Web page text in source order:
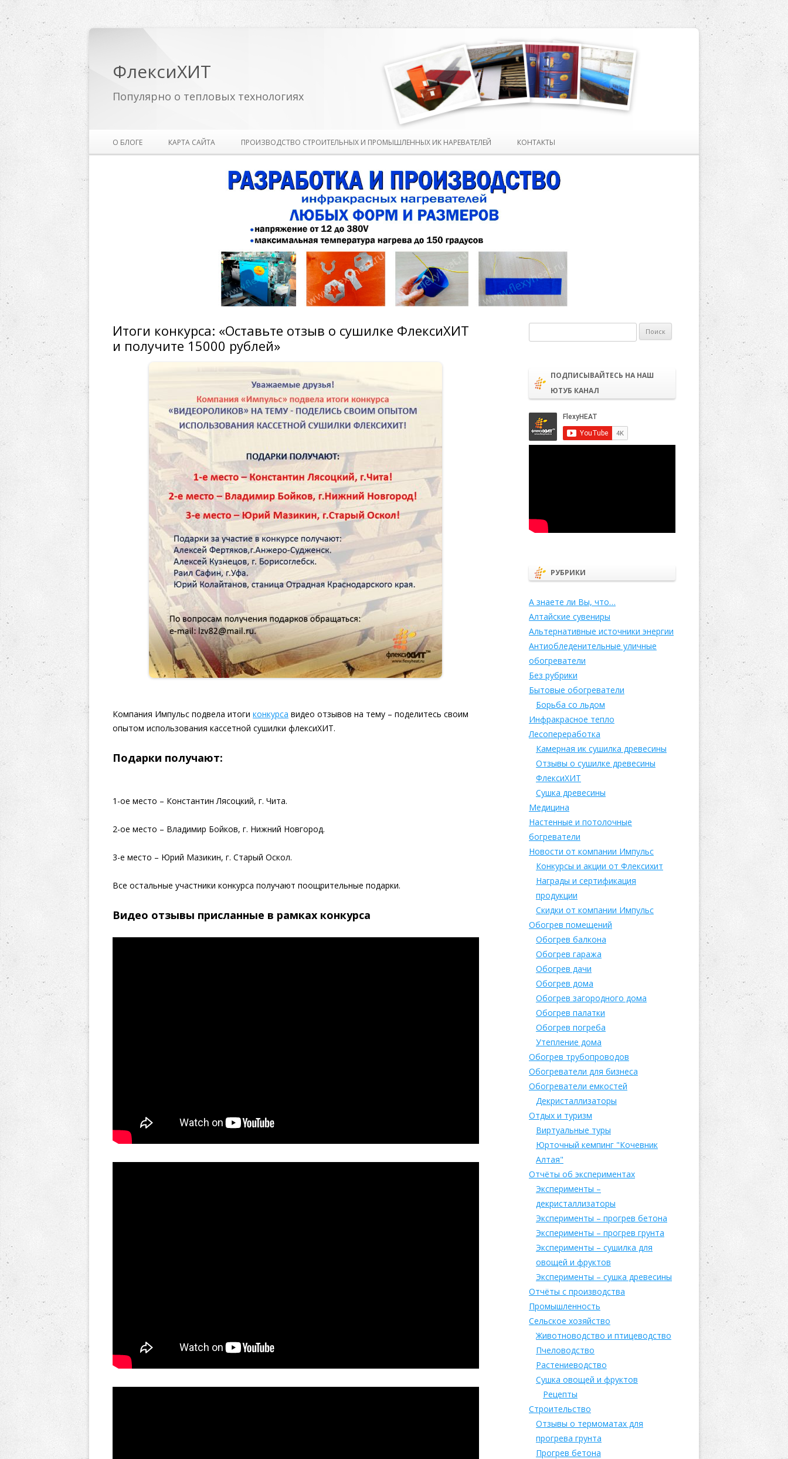
ФлексиХИТ
Популярно о тепловых технологиях
О БЛОГЕ КАРТА САЙТА ПРОИЗВОДСТВО СТРОИТЕЛЬНЫХ И ПРОМЫШЛЕННЫХ ИК НАРЕВАТЕЛЕЙ КОНТАКТЫ
Итоги конкурса: «Оставьте отзыв о сушилке ФлексиХИТ
и получите 15000 рублей»
Компания Импульс подвела итоги конкурса видео отзывов на тему – поделитесь своим
опытом использования кассетной сушилки флексиХИТ.
Подарки получают:
1-ое место – Константин Лясоцкий, г. Чита.
2-ое место – Владимир Бойков, г. Нижний Новгород.
3-е место – Юрий Мазикин, г. Старый Оскол.
Все остальные участники конкурса получают поощрительные подарки.
Видео отзывы присланные в рамках конкурса
ПОДПИСЫВАЙТЕСЬ НА НАШ
ЮТУБ КАНАЛ
РУБРИКИ
А знаете ли Вы, что…
Алтайские сувениры
Альтернативные источники энергии
Антиобледенительные уличные
обогреватели
Без рубрики
Бытовые обогреватели
Борьба со льдом
Инфракрасное тепло
Лесопереработка
Камерная ик сушилка древесины
Отзывы о сушилке древесины
ФлексиХИТ
Сушка древесины
Медицина
Настенные и потолочные
богреватели
Новости от компании Импульс
Конкурсы и акции от Флексихит
Награды и сертификация
продукции
Скидки от компании Импульс
Обогрев помещений
Обогрев балкона
Обогрев гаража
Обогрев дачи
Обогрев дома
Обогрев загородного дома
Обогрев палатки
Обогрев погреба
Утепление дома
Обогрев трубопроводов
Обогреватели для бизнеса
Обогреватели емкостей
Декристаллизаторы
Отдых и туризм
Виртуальные туры
Юрточный кемпинг "Кочевник
Алтая"
Отчёты об экспериментах
Эксперименты –
декристаллизаторы
Эксперименты – прогрев бетона
Эксперименты – прогрев грунта
Эксперименты – сушилка для
овощей и фруктов
Эксперименты – сушка древесины
Отчёты с производства
Промышленность
Сельское хозяйство
Животноводство и птицеводство
Пчеловодство
Растениеводство
Сушка овощей и фруктов
Рецепты
Строительство
Отзывы о термоматах для
прогрева грунта
Прогрев бетона